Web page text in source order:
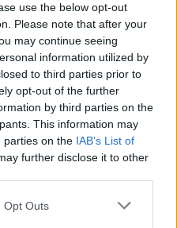
use the below opt-out
Please note that after your
may continue seeing
information utilized by
to third parties prior to
opt-out of the further
by third parties on the
This information may
parties on the IAB’s List of
further disclose it to other
uses one or more Google
Opt Outs
reale?
telegram di
segnalazioni,
e le tue foto
al numero +39